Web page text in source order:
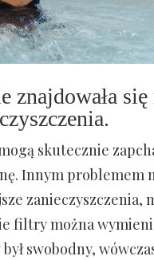
znajdowała się
skutecznie
Innym problemem
zanieczyszczenia,
filtry można
swobodny,